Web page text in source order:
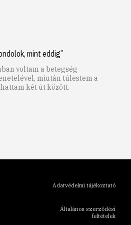
mint eddig”
voltam a betegség
miután túlestem a
két út között.
Adatvédelmi tájékoztató
Általános szerződési
feltételek